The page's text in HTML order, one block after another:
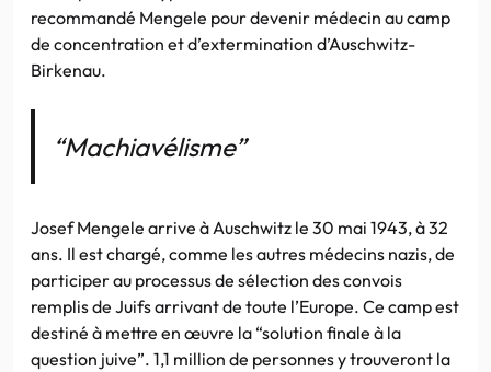
recommandé Mengele pour devenir médecin au camp
de concentration et d’extermination d’Auschwitz-
Birkenau.
“Machiavélisme”
Josef Mengele arrive à Auschwitz le 30 mai 1943, à 32
ans. Il est chargé, comme les autres médecins nazis, de
participer au processus de sélection des convois
remplis de Juifs arrivant de toute l’Europe. Ce camp est
destiné à mettre en œuvre la “solution finale à la
question juive”. 1,1 million de personnes y trouveront la